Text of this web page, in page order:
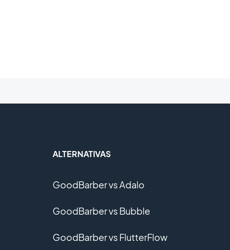
ALTERNATIVAS
GoodBarber vs Adalo
GoodBarber vs Bubble
GoodBarber vs FlutterFlow